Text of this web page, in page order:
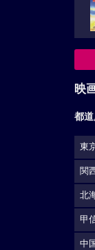
映
都
東
関
北
甲
中